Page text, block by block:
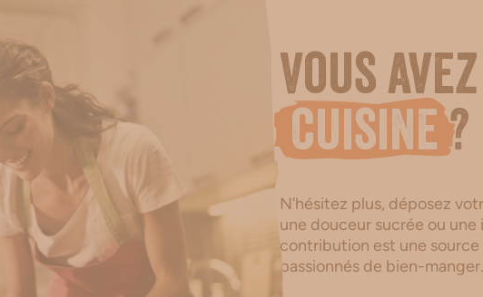
Vous
cuisine ?
N’hésitez plus, déposez
une douceur sucrée ou
contribution est une
passionnés de bien-manger.